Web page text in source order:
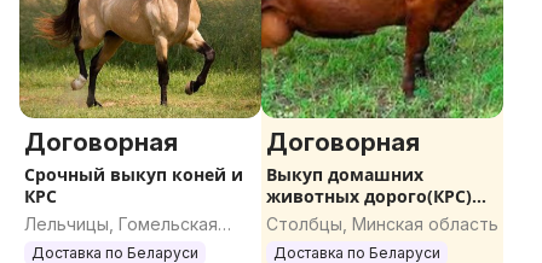
Договорная
Срочный выкуп коней и
КРС
Лельчицы, Гомельская
область
Доставка по Беларуси
Договорная
Выкуп домашних
животных дорого(КРС)
коней, Быков,
Столбцы, Минская область
Доставка по Беларуси